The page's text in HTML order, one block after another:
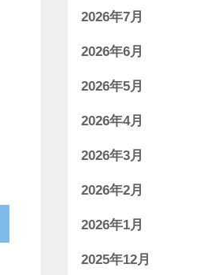
2026年7月
2026年6月
2026年5月
2026年4月
2026年3月
2026年2月
2026年1月
2025年12月